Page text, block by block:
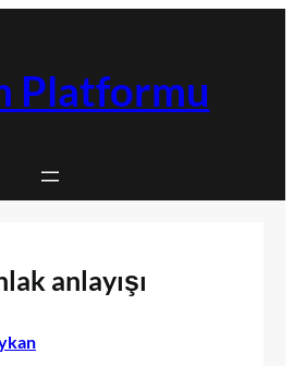
Platformu
anlayışı